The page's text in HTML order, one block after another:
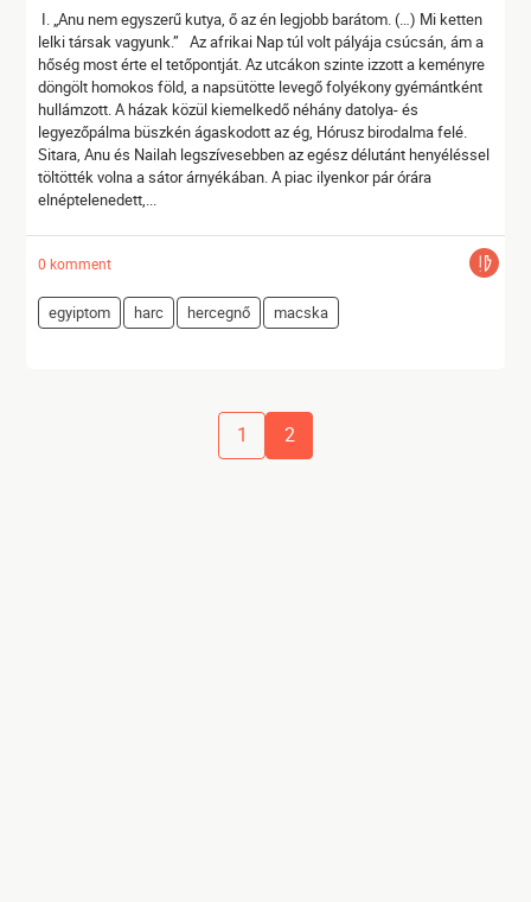
I. „Anu nem egyszerű kutya, ő az én legjobb barátom. (…) Mi ketten
lelki társak vagyunk.” Az afrikai Nap túl volt pályája csúcsán, ám a
hőség most érte el tetőpontját. Az utcákon szinte izzott a keményre
döngölt homokos föld, a napsütötte levegő folyékony gyémántként
hullámzott. A házak közül kiemelkedő néhány datolya- és
legyezőpálma büszkén ágaskodott az ég, Hórusz birodalma felé.
Sitara, Anu és Nailah legszívesebben az egész délutánt henyéléssel
töltötték volna a sátor árnyékában. A piac ilyenkor pár órára
elnéptelenedett,...
0 komment
egyiptom harc hercegnő macska
1 2